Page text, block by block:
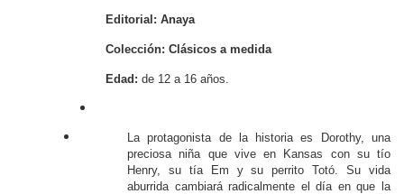
Editorial: Anaya
Colección: Clásicos a medida
Edad: de 12 a 16 años.
La protagonista de la historia es Dorothy, una
preciosa niña que vive en Kansas con su tío
Henry, su tía Em y su perrito Totó. Su vida
aburrida cambiará radicalmente el día en que la